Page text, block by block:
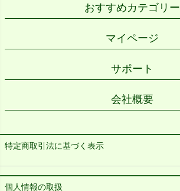
おすすめカテゴリー
マイページ
サポート
会社概要
特定商取引法に基づく表示
個人情報の取扱